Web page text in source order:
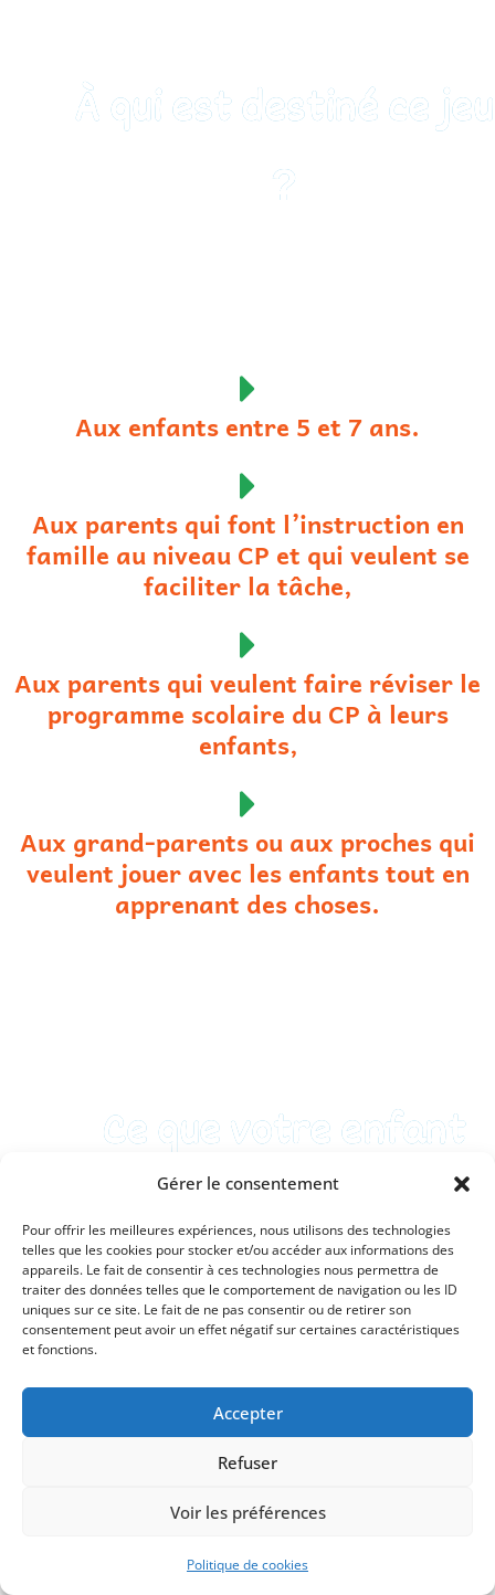
Gérer le consentement
Pour offrir les meilleures expériences, nous utilisons des technologies
telles que les cookies pour stocker et/ou accéder aux informations des
appareils. Le fait de consentir à ces technologies nous permettra de
traiter des données telles que le comportement de navigation ou les ID
uniques sur ce site. Le fait de ne pas consentir ou de retirer son
consentement peut avoir un effet négatif sur certaines caractéristiques
et fonctions.
Accepter
Refuser
Voir les préférences
Politique de cookies
À qui est destiné ce jeu
?
Aux enfants entre 5 et 7 ans.
Aux parents qui font l’instruction en
famille au niveau CP et qui veulent se
faciliter la tâche,
Aux parents qui veulent faire réviser le
programme scolaire du CP à leurs
enfants,
Aux grand-parents ou aux proches qui
veulent jouer avec les enfants tout en
apprenant des choses.
Ce que votre enfant
n’abordera pas avec
ce jeu :
Les activités plastiques et les arts
visuels,